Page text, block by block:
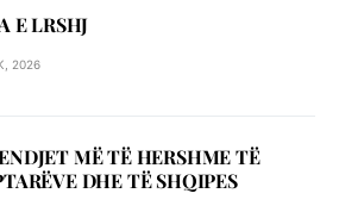
E LRSHJ
2026
MË TË HERSHME TË
DHE TË SHQIPES